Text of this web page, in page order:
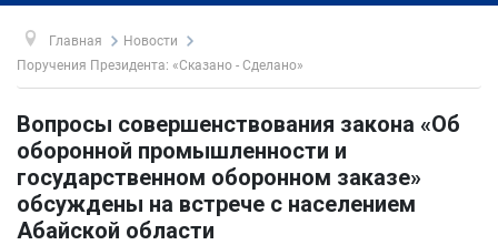
Главная
Новости
Поручения Президента: «Сказано - Сделано»
Вопросы совершенствования закона «Об
оборонной промышленности и
государственном оборонном заказе»
обсуждены на встрече с населением
Абайской области